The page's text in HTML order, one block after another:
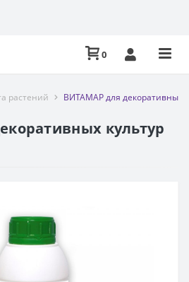
0
растений ВИТАМАР для декоративных
культур